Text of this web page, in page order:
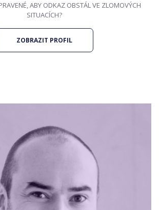
ABY ODKAZ OBSTÁL VE ZLOMOVÝCH
SITUACÍCH?
ZOBRAZIT PROFIL